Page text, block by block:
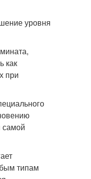
уровня
как
при
самой
типам